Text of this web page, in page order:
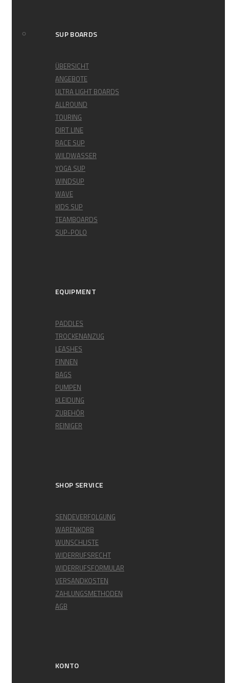
SUP BOARDS
ÜBERSICHT
ANGEBOTE
ULTRA LIGHT BOARDS
ALLROUND
TOURING
DIRT LINE
RACE SUP
WILDWASSER
YOGA SUP
WINDSUP
WAVE
KIDS SUP
TEAMBOARDS
SUP-POLO
EQUIPMENT
PADDLES
TROCKENANZUG
LEASHES
FINNEN
BAGS
PUMPEN
KLEIDUNG
ZUBEHÖR
REINIGER
SHOP SERVICE
SENDEVERFOLGUNG
WARENKORB
WUNSCHLISTE
WIDERRUFSRECHT
WIDERRUFSFORMULAR
VERSANDKOSTEN
ZAHLUNGSMETHODEN
AGB
KONTO